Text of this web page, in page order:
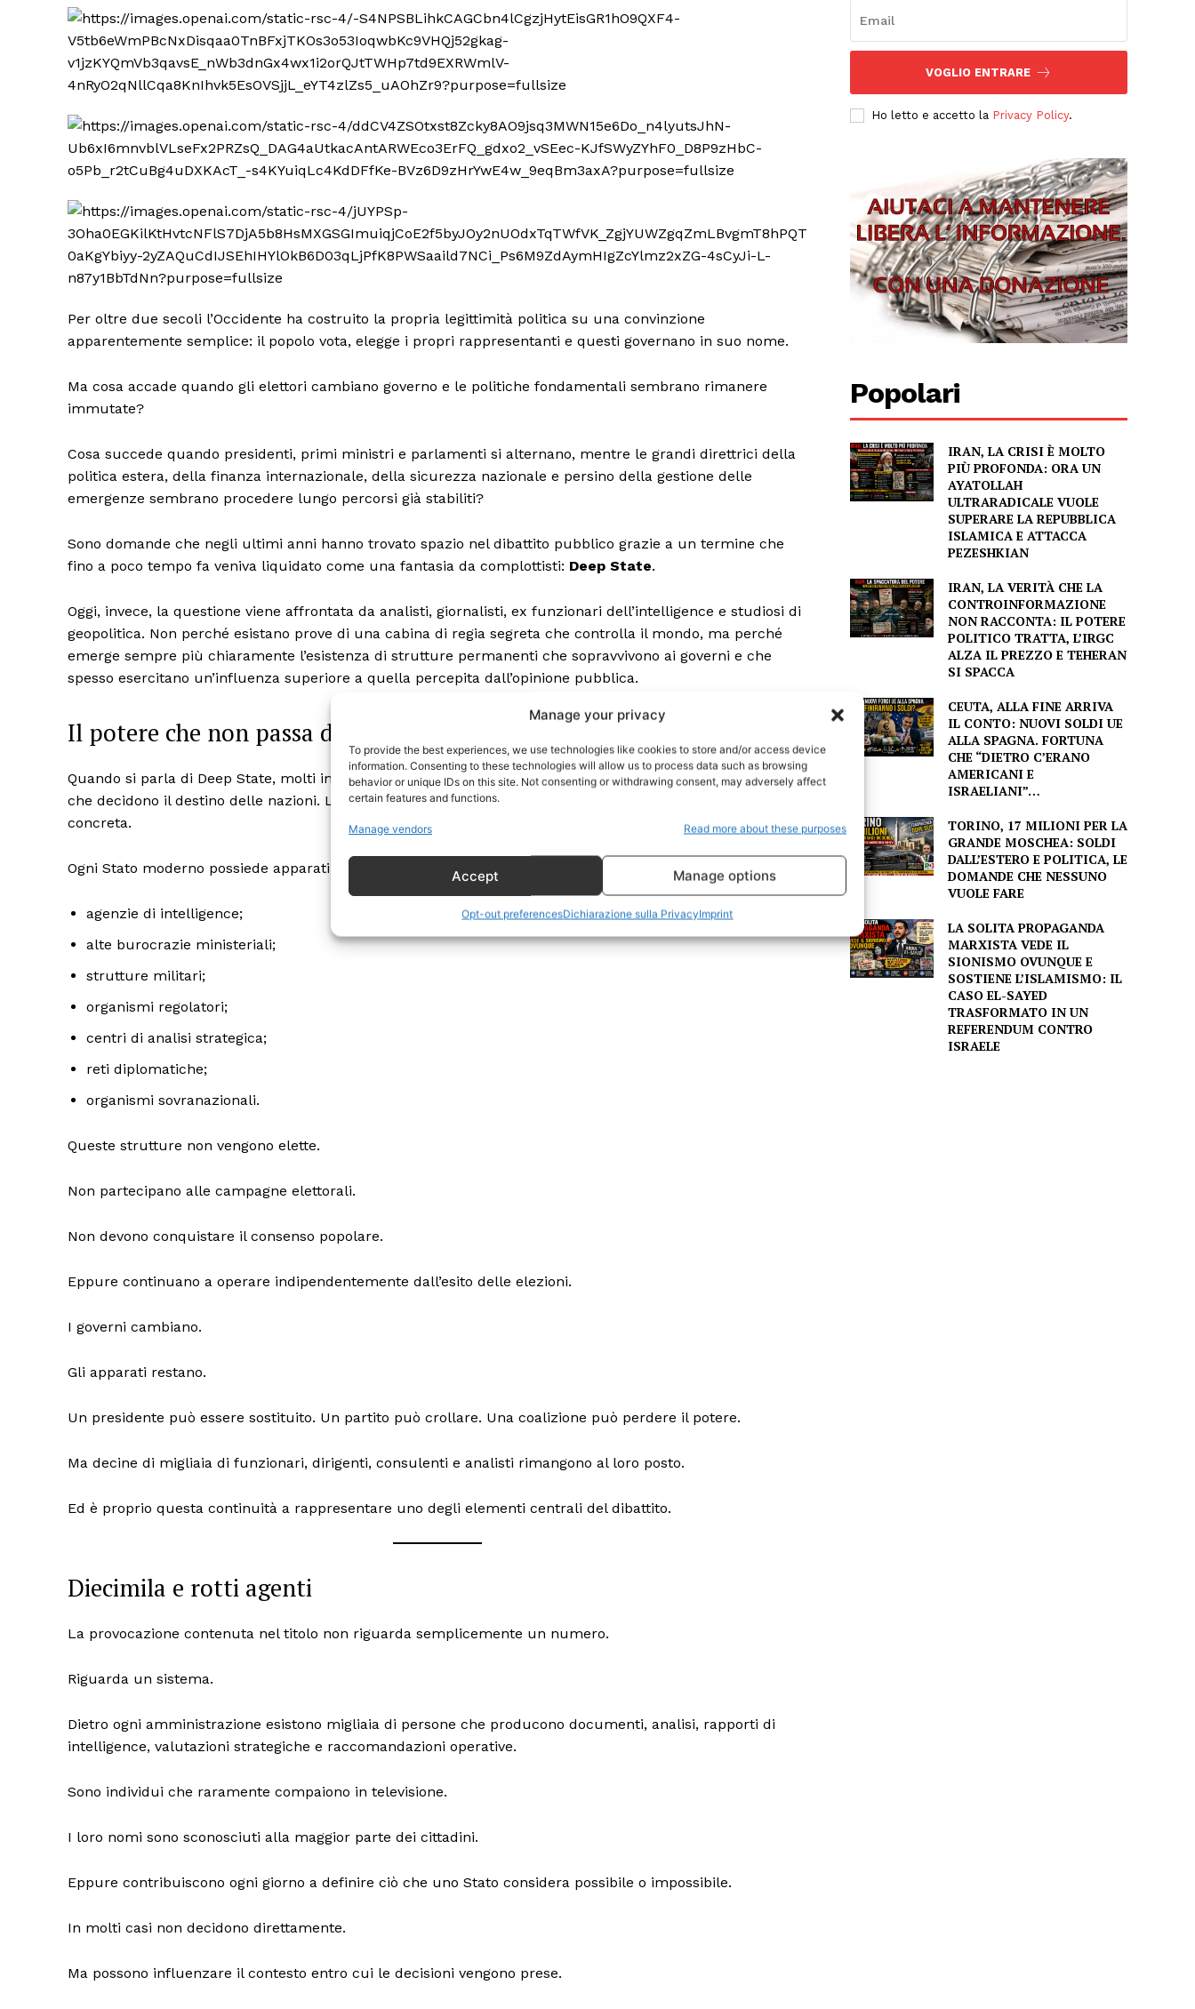
Manage your privacy
To provide the best experiences, we use technologies like cookies to store and/or access device
information. Consenting to these technologies will allow us to process data such as browsing
behavior or unique IDs on this site. Not consenting or withdrawing consent, may adversely affect
certain features and functions.
Manage vendors Read more about these purposes
Accept Manage options
Opt-out preferencesDichiarazione sulla PrivacyImprint
TrueReport
I cittadini sono le
Geopolitica
Per oltre due secoli l’Occidente ha costruito la propria legittimità politica su una convinzione
apparentemente semplice: il popolo vota, elegge i propri rappresentanti e questi governano in suo nome.
Ma cosa accade quando gli elettori cambiano governo e le politiche fondamentali sembrano rimanere
immutate?
Cosa succede quando presidenti, primi ministri e parlamenti si alternano, mentre le grandi direttrici della
politica estera, della finanza internazionale, della sicurezza nazionale e persino della gestione delle
emergenze sembrano procedere lungo percorsi già stabiliti?
Sono domande che negli ultimi anni hanno trovato spazio nel dibattito pubblico grazie a un termine che
fino a poco tempo fa veniva liquidato come una fantasia da complottisti: Deep State.
Oggi, invece, la questione viene affrontata da analisti, giornalisti, ex funzionari dell’intelligence e studiosi di
geopolitica. Non perché esistano prove di una cabina di regia segreta che controlla il mondo, ma perché
emerge sempre più chiaramente l’esistenza di strutture permanenti che sopravvivono ai governi e che
spesso esercitano un’influenza superiore a quella percepita dall’opinione pubblica.
Il potere che non passa dalle urne
Quando si parla di Deep State, molti immaginano un’organizzazione occulta composta da poche persone
che decidono il destino delle nazioni. La realtà è probabilmente molto meno cinematografica e molto più
concreta.
Ogni Stato moderno possiede apparati permanenti:
agenzie di intelligence;
alte burocrazie ministeriali;
strutture militari;
organismi regolatori;
centri di analisi strategica;
reti diplomatiche;
organismi sovranazionali.
Queste strutture non vengono elette.
Non partecipano alle campagne elettorali.
Non devono conquistare il consenso popolare.
Eppure continuano a operare indipendentemente dall’esito delle elezioni.
I governi cambiano.
Gli apparati restano.
Un presidente può essere sostituito. Un partito può crollare. Una coalizione può perdere il potere.
Ma decine di migliaia di funzionari, dirigenti, consulenti e analisti rimangono al loro posto.
Ed è proprio questa continuità a rappresentare uno degli elementi centrali del dibattito.
Diecimila e rotti agenti
La provocazione contenuta nel titolo non riguarda semplicemente un numero.
Riguarda un sistema.
Dietro ogni amministrazione esistono migliaia di persone che producono documenti, analisi, rapporti di
intelligence, valutazioni strategiche e raccomandazioni operative.
Sono individui che raramente compaiono in televisione.
I loro nomi sono sconosciuti alla maggior parte dei cittadini.
Eppure contribuiscono ogni giorno a definire ciò che uno Stato considera possibile o impossibile.
In molti casi non decidono direttamente.
Ma possono influenzare il contesto entro cui le decisioni vengono prese.
VOGLIO ENTRARE
Ho letto e accetto la Privacy Policy.
Popolari
IRAN, LA CRISI È MOLTO
PIÙ PROFONDA: ORA UN
AYATOLLAH
ULTRARADICALE VUOLE
SUPERARE LA REPUBBLICA
ISLAMICA E ATTACCA
PEZESHKIAN
IRAN, LA VERITÀ CHE LA
CONTROINFORMAZIONE
NON RACCONTA: IL POTERE
POLITICO TRATTA, L’IRGC
ALZA IL PREZZO E TEHERAN
SI SPACCA
CEUTA, ALLA FINE ARRIVA
IL CONTO: NUOVI SOLDI UE
ALLA SPAGNA. FORTUNA
CHE “DIETRO C’ERANO
AMERICANI E
ISRAELIANI”…
TORINO, 17 MILIONI PER LA
GRANDE MOSCHEA: SOLDI
DALL’ESTERO E POLITICA, LE
DOMANDE CHE NESSUNO
VUOLE FARE
LA SOLITA PROPAGANDA
MARXISTA VEDE IL
SIONISMO OVUNQUE E
SOSTIENE L’ISLAMISMO: IL
CASO EL-SAYED
TRASFORMATO IN UN
REFERENDUM CONTRO
ISRAELE